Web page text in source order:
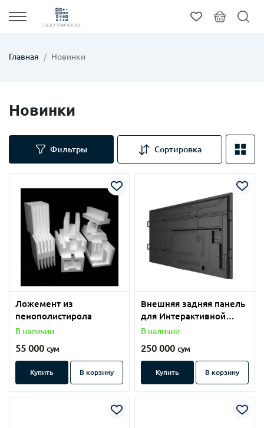
Главная Новинки
Новинки
Фильтры Сортировка
Ложемент из
пенополистирола
В наличии
55 000 сум
Купить В корзину
Внешняя задняя панель
для Интерактивной
панели 65-75-86"
В наличии
250 000 сум
Купить В корзину